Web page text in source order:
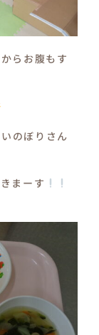
らお腹もす
のぼりさん
まーす